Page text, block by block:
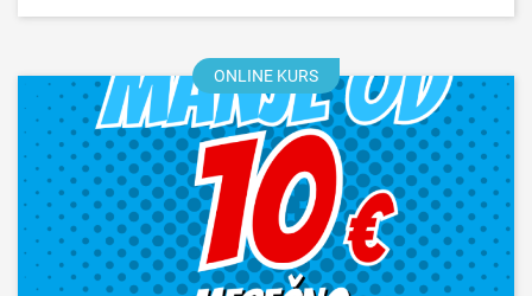
ONLINE KURS